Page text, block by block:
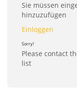
Sie müssen
hinzuzufügen
Einloggen
Sorry!
Please contact
list